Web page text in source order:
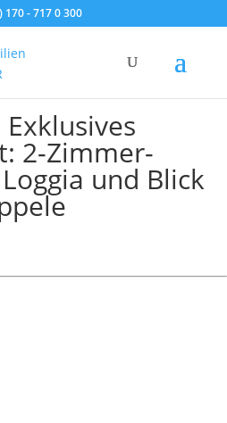
170 - 717 0 300
Exklusives
2-Zimmer-
und Blick